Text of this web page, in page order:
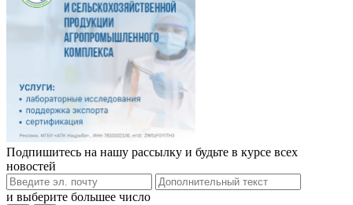
Подпишитесь на нашу рассылку и будьте в курсе всех
новостей
и выберите большее число